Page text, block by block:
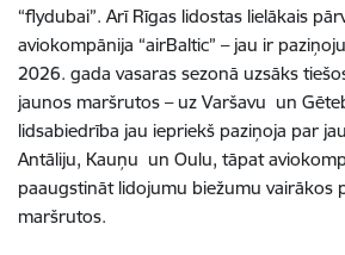
“flydubai”. Arī Rīgas lidostas lielākais
aviokompānija “airBaltic” – jau ir
2026. gada vasaras sezonā uzsāks
jaunos maršrutos – uz Varšavu un
lidsabiedrība jau iepriekš paziņoja par
Antāliju, Kauņu un Oulu, tāpat
paaugstināt lidojumu biežumu vairākos
maršrutos.